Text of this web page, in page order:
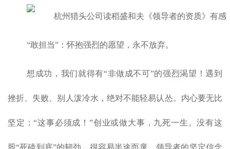
“敢担当”：怀抱强烈的愿望，永不放弃。
想成功，我们就得有“非做成不可”的强烈渴望！遇到
挫折、失败、别人泼冷水，绝对不能轻易认怂。内心要无比
坚定：“这事必须成！”创业或做大事，九死一生。没有这
股“死磕到底”的韧劲，很容易半途而废。领导者的坚定信念